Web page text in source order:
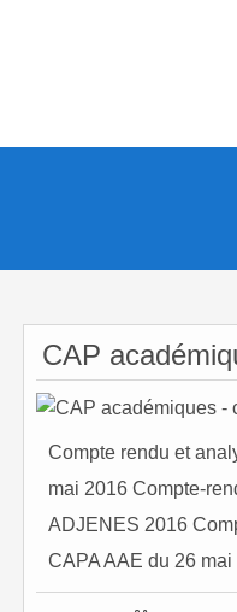
Compte rendu et
mai 2016 Compte-
ADJENES 2016
CAPA AAE du 26